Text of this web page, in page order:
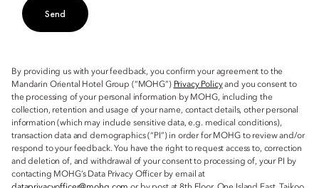
Send
By providing us with your feedback, you confirm your agreement to the
Mandarin Oriental Hotel Group (“MOHG”) Privacy Policyand you consent to
the processing of your personal information by MOHG, including the
collection, retention and usage of your name, contact details, other personal
information (which may include sensitive data, e.g. medical conditions),
transaction data and demographics (“PI”) in order for MOHG to review and/or
respond to your feedback. You have the right to request access to, correction
and deletion of, and withdrawal of your consent to processing of, your PI by
contacting MOHG’s Data Privacy Officer by email at